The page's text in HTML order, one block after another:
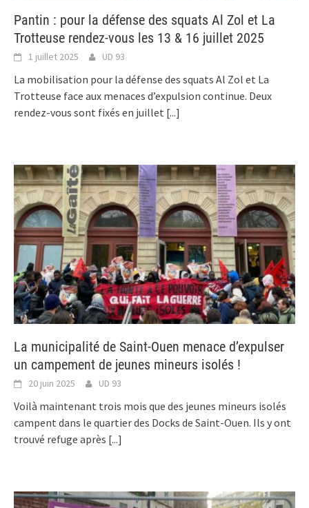
Pantin : pour la défense des squats Al Zol et La
Trotteuse rendez-vous les 13 & 16 juillet 2025
1 juillet 2025 UD 93
La mobilisation pour la défense des squats Al Zol et La
Trotteuse face aux menaces d’expulsion continue. Deux
rendez-vous sont fixés en juillet [...]
La municipalité de Saint-Ouen menace d’expulser
un campement de jeunes mineurs isolés !
20 juin 2025 UD 93
Voilà maintenant trois mois que des jeunes mineurs isolés
campent dans le quartier des Docks de Saint-Ouen. Ils y ont
trouvé refuge après [...]